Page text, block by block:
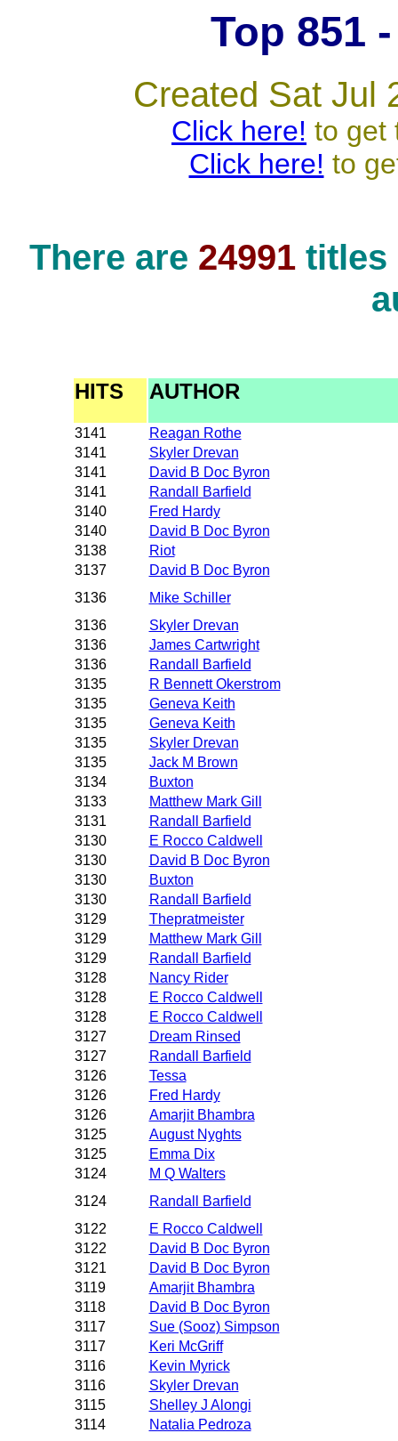
Top 851
Created Sat Jul
Click here! to get
Click here! to
There are 24991titles
HITS AUTHOR
3141
Reagan Rothe
3141
Skyler Drevan
3141
David B Doc Byron
3141
Randall Barfield
3140
Fred Hardy
3140
David B Doc Byron
3138
Riot
3137
David B Doc Byron
3136
Mike Schiller
3136
Skyler Drevan
3136
James Cartwright
3136
Randall Barfield
3135
R Bennett Okerstrom
3135
Geneva Keith
3135
Geneva Keith
3135
Skyler Drevan
3135
Jack M Brown
3134
Buxton
3133
Matthew Mark Gill
3131
Randall Barfield
3130
E Rocco Caldwell
3130
David B Doc Byron
3130
Buxton
3130
Randall Barfield
3129
Thepratmeister
3129
Matthew Mark Gill
3129
Randall Barfield
3128
Nancy Rider
3128
E Rocco Caldwell
3128
E Rocco Caldwell
3127
Dream Rinsed
3127
Randall Barfield
3126
Tessa
3126
Fred Hardy
3126
Amarjit Bhambra
3125
August Nyghts
3125
Emma Dix
3124
M Q Walters
3124
Randall Barfield
3122
E Rocco Caldwell
3122
David B Doc Byron
3121
David B Doc Byron
3119
Amarjit Bhambra
3118
David B Doc Byron
3117
Sue (Sooz) Simpson
3117
Keri McGriff
3116
Kevin Myrick
3116
Skyler Drevan
3115
Shelley J Alongi
3114
Natalia Pedroza